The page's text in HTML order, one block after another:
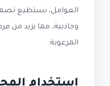
العوامل، نستطيع
وجاذبية، مما يزيد من
المرغوبة.